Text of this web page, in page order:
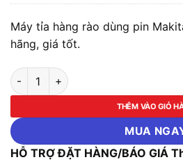
Máy tỉa hàng rào dùng pin
hãng, giá tốt.
Máy tỉa hàng rào dùng pin Makita
THÊM VÀO GIỎ
MUA
HỖ TRỢ ĐẶT HÀNG/BÁO GIÁ